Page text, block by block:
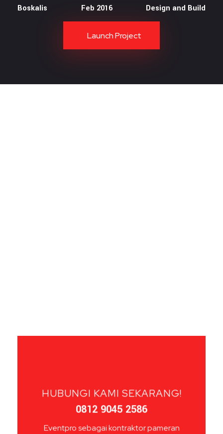
Boskalis Feb 2016 Design and Build
Launch Project
HUBUNGI KAMI SEKARANG!
0812 9045 2586
Eventpro sebagai kontraktor pameran